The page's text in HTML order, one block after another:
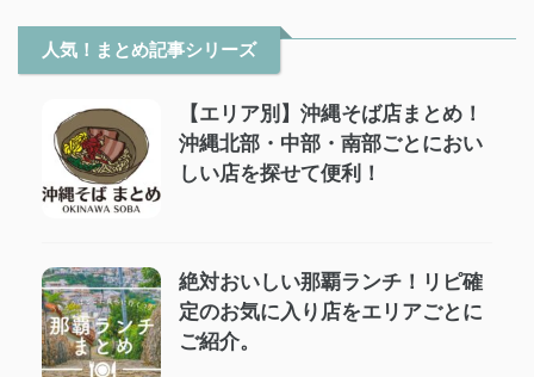
人気！まとめ記事シリーズ
【エリア別】沖縄そば店まとめ！
沖縄北部・中部・南部ごとにおい
しい店を探せて便利！
絶対おいしい那覇ランチ！リピ確
定のお気に入り店をエリアごとに
ご紹介。